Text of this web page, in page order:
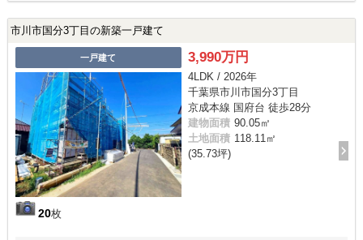
市川市国分3丁目の新築一戸建て
一戸建て
20枚
3,990万円
4LDK / 2026年
千葉県市川市国分3丁目
京成本線 国府台 徒歩28分
建物面積 90.05㎡
土地面積 118.11㎡
(35.73坪)